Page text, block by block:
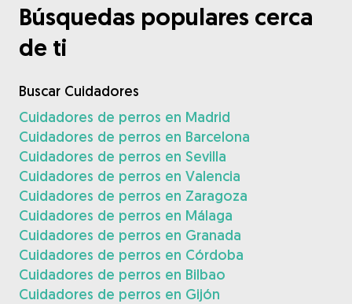
Búsquedas populares cerca
de ti
Buscar Cuidadores
Cuidadores de perros en Madrid
Cuidadores de perros en Barcelona
Cuidadores de perros en Sevilla
Cuidadores de perros en Valencia
Cuidadores de perros en Zaragoza
Cuidadores de perros en Málaga
Cuidadores de perros en Granada
Cuidadores de perros en Córdoba
Cuidadores de perros en Bilbao
Cuidadores de perros en Gijón